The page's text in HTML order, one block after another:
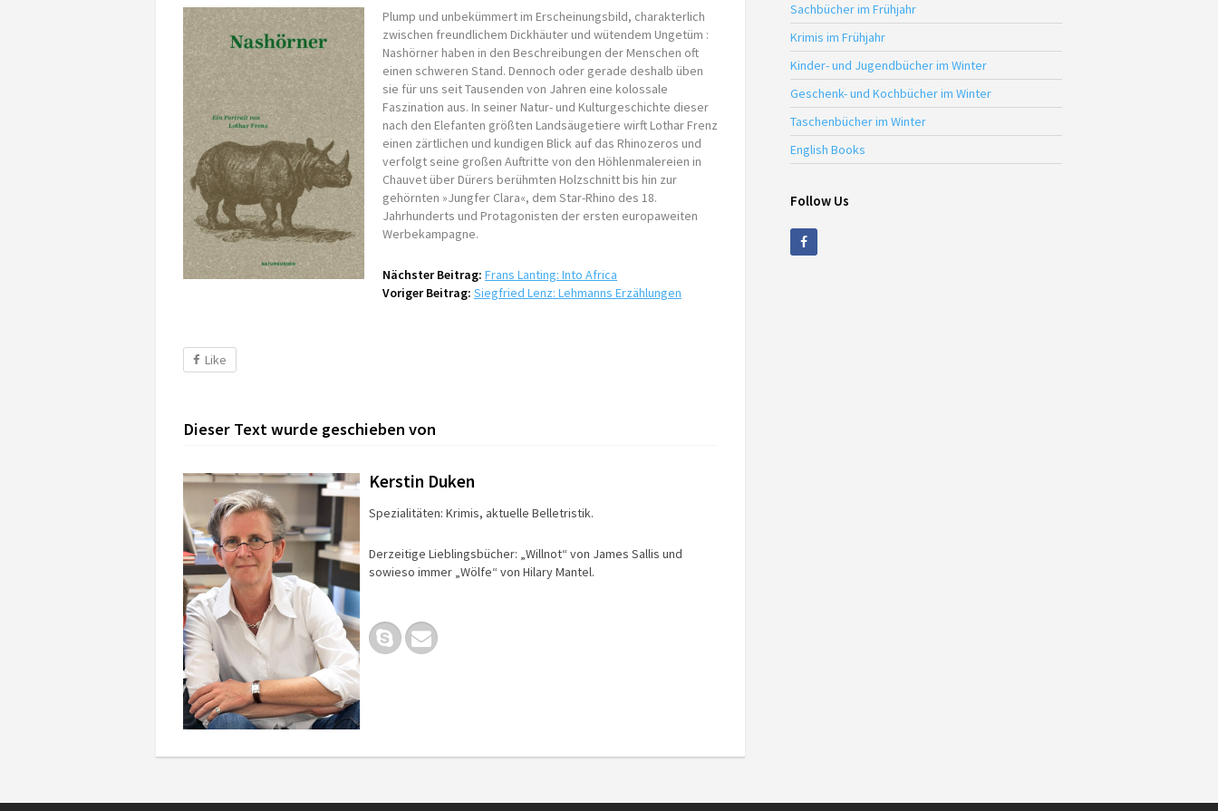
Plump und unbekümmert im Erscheinungsbild, charakterlich
zwischen freundlichem Dickhäuter und wütendem Ungetüm :
Nashörner haben in den Beschreibungen der Menschen oft
einen schweren Stand. Dennoch oder gerade deshalb üben
sie für uns seit Tausenden von Jahren eine kolossale
Faszination aus. In seiner Natur- und Kulturgeschichte dieser
nach den Elefanten größten Landsäugetiere wirft Lothar Frenz
einen zärtlichen und kundigen Blick auf das Rhinozeros und
verfolgt seine großen Auftritte von den Höhlenmalereien in
Chauvet über Dürers berühmten Holzschnitt bis hin zur
gehörnten »Jungfer Clara«, dem Star-Rhino des 18.
Jahrhunderts und Protagonisten der ersten europaweiten
Werbekampagne.
Nächster Beitrag: Frans Lanting: Into Africa
Voriger Beitrag: Siegfried Lenz: Lehmanns Erzählungen
Like
Dieser Text wurde geschieben von
Kerstin Duken
Spezialitäten: Krimis, aktuelle Belletristik.
Derzeitige Lieblingsbücher: „Willnot“ von James Sallis und
sowieso immer „Wölfe“ von Hilary Mantel.
Sachbücher im Frühjahr
Krimis im Frühjahr
Kinder- und Jugendbücher im Winter
Geschenk- und Kochbücher im Winter
Taschenbücher im Winter
English Books
Follow Us